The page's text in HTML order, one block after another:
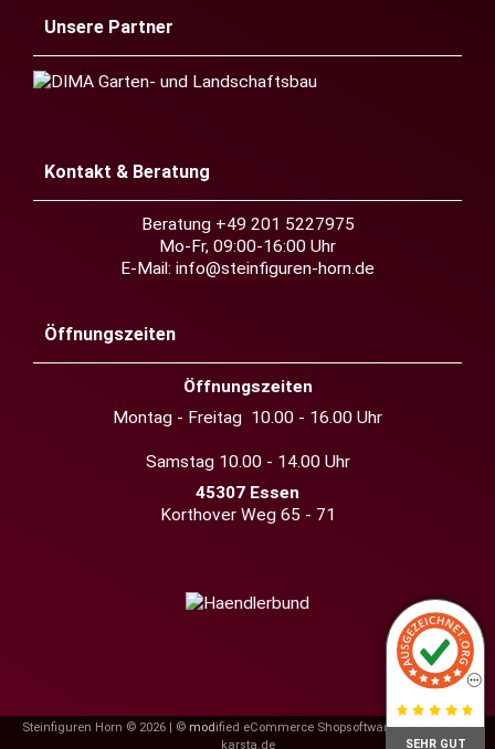
Unsere Partner
SEHR GUT
Kontakt & Beratung
Beratung +49 201 5227975
Mo-Fr, 09:00-16:00 Uhr
E-Mail: info@steinfiguren-horn.de
Öffnungszeiten
Öffnungszeiten
Montag - Freitag 10.00 - 16.00 Uhr
Samstag 10.00 - 14.00 Uhr
45307 Essen
Korthover Weg 65 - 71
Steinfiguren Horn © 2026 | © modified eCommerce Shopsoftware|© design by
karsta.de